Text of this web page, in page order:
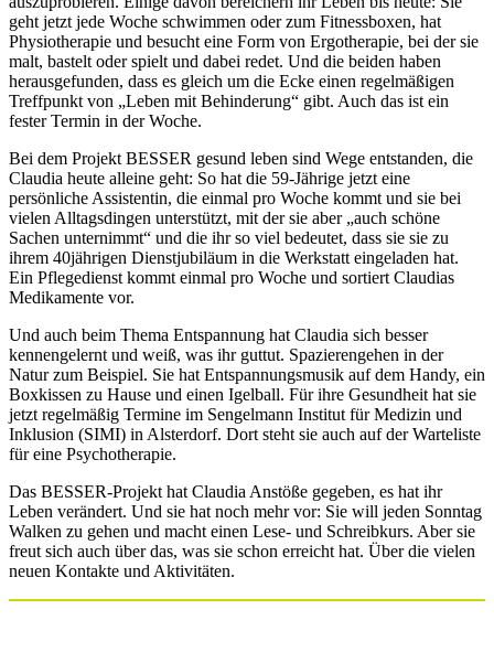
geht jetzt jede Woche schwimmen oder zum Fitnessboxen, hat
Physiotherapie und besucht eine Form von Ergotherapie, bei der sie
malt, bastelt oder spielt und dabei redet. Und die beiden haben
herausgefunden, dass es gleich um die Ecke einen regelmäßigen
Treffpunkt von „Leben mit Behinderung“ gibt. Auch das ist ein
fester Termin in der Woche.
Bei dem Projekt BESSER gesund leben sind Wege entstanden, die
Claudia heute alleine geht: So hat die 59-Jährige jetzt eine
persönliche Assistentin, die einmal pro Woche kommt und sie bei
vielen Alltagsdingen unterstützt, mit der sie aber „auch schöne
Sachen unternimmt“ und die ihr so viel bedeutet, dass sie sie zu
ihrem 40jährigen Dienstjubiläum in die Werkstatt eingeladen hat.
Ein Pflegedienst kommt einmal pro Woche und sortiert Claudias
Medikamente vor.
Und auch beim Thema Entspannung hat Claudia sich besser
kennengelernt und weiß, was ihr guttut. Spazierengehen in der
Natur zum Beispiel. Sie hat Entspannungsmusik auf dem Handy, ein
Boxkissen zu Hause und einen Igelball. Für ihre Gesundheit hat sie
jetzt regelmäßig Termine im Sengelmann Institut für Medizin und
Inklusion (SIMI) in Alsterdorf. Dort steht sie auch auf der Warteliste
für eine Psychotherapie.
Das BESSER-Projekt hat Claudia Anstöße gegeben, es hat ihr
Leben verändert. Und sie hat noch mehr vor: Sie will jeden Sonntag
Walken zu gehen und macht einen Lese- und Schreibkurs. Aber sie
freut sich auch über das, was sie schon erreicht hat. Über die vielen
neuen Kontakte und Aktivitäten.